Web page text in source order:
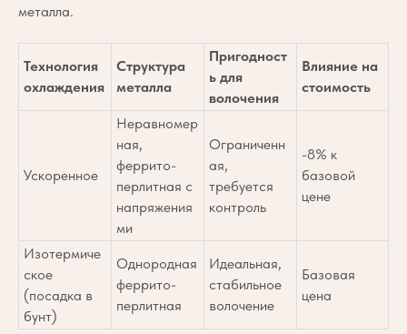
металла.
Технология
охлаждения
Структура
металла
Пригодност
ь для
волочения
Влияние на
стоимость
Ускоренное
Неравномер
ная,
феррито-
перлитная с
напряжения
ми
Ограниченн
ая,
требуется
контроль
-8% к
базовой
цене
Изотермиче
ское
(посадка в
бунт)
Однородная
феррито-
перлитная
Идеальная,
стабильное
волочение
Базовая
цена